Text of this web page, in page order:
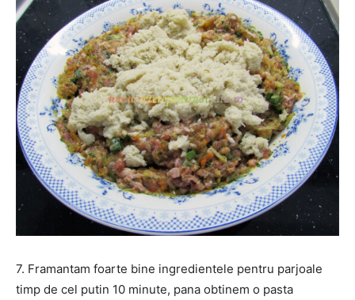
7. Framantam foarte bine ingredientele pentru parjoale
timp de cel putin 10 minute, pana obtinem o pasta